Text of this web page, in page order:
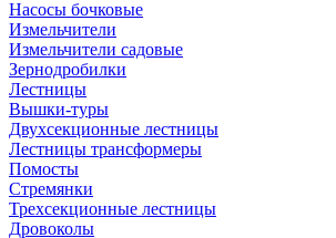
Насосы бочковые
Измельчители
Измельчители садовые
Зернодробилки
Лестницы
Вышки-туры
Двухсекционные лестницы
Лестницы трансформеры
Помосты
Стремянки
Трехсекционные лестницы
Дровоколы